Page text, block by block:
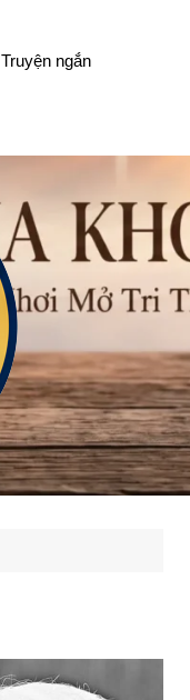
Truyện ngắn